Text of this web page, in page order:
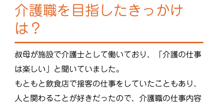
介護職を目指したきっかけ
は？
叔母が施設で介護士として働いており、「介護の仕事
は楽しい」と聞いていました。
もともと飲食店で接客の仕事をしていたこともあり、
人と関わることが好きだったので、介護職の仕事内容